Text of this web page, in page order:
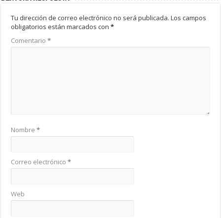
Tu dirección de correo electrónico no será publicada. Los campos
obligatorios están marcados con*
Comentario*
Nombre*
Correo electrónico*
Web